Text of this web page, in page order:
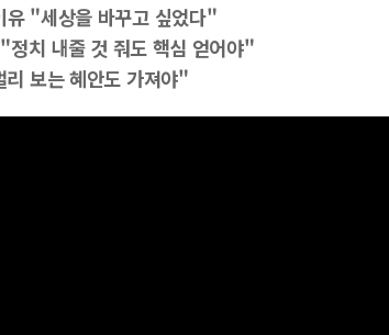
유 "세상을 바꾸고 싶었다"
치 내줄 것 줘도 핵심 얻어야"
보는 혜안도 가져야"